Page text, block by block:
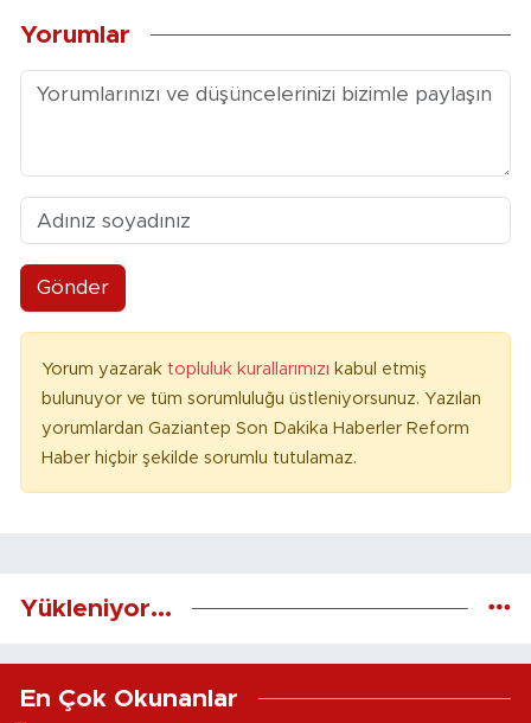
Yorumlar
Gönder
Yorum yazarak topluluk kurallarımızı kabul etmiş
bulunuyor ve tüm sorumluluğu üstleniyorsunuz. Yazılan
yorumlardan Gaziantep Son Dakika Haberler Reform
Haber hiçbir şekilde sorumlu tutulamaz.
Yükleniyor...
En Çok Okunanlar